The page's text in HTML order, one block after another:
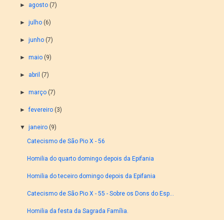
► agosto (7)
► julho (6)
► junho (7)
► maio (9)
► abril (7)
► março (7)
►fevereiro (3)
▼ janeiro (9)
Catecismo de São Pio X - 56
Homilia do quarto domingo depois da Epifania
Homilia do teceiro domingo depois da Epifania
Catecismo de São Pio X - 55 - Sobre os Dons do Esp...
Homilia da festa da Sagrada Família.